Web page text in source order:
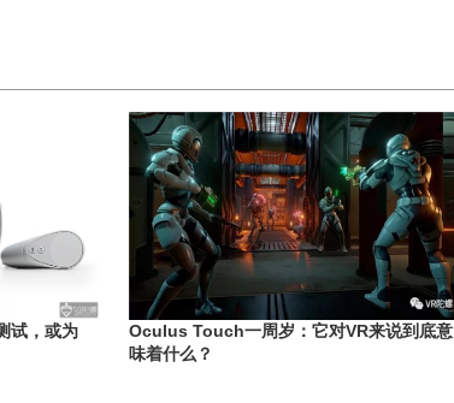
试，或为
Oculus Touch一周岁：它对VR来说到底意
味着什么？